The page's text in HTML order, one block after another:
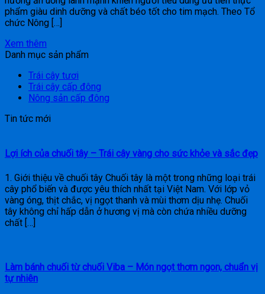
phẩm giàu dinh dưỡng và chất béo tốt cho tim mạch. Theo Tổ
chức Nông […]
Xem thêm
Danh mục sản phẩm
Trái cây tươi
Trái cây cấp đông
Nông sản cấp đông
Tin tức mới
Lợi ích của chuối tây – Trái cây vàng cho sức khỏe và sắc đẹp
1. Giới thiệu về chuối tây Chuối tây là một trong những loại trái
cây phổ biến và được yêu thích nhất tại Việt Nam. Với lớp vỏ
vàng óng, thịt chắc, vị ngọt thanh và mùi thơm dịu nhẹ. Chuối
tây không chỉ hấp dẫn ở hương vị mà còn chứa nhiều dưỡng
chất […]
Làm bánh chuối từ chuối Viba – Món ngọt thơm ngon, chuẩn vị
tự nhiên